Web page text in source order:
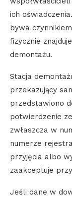
ich
bywa
fizycznie
demontażu.
Stacja
przekazujący
przedstawiono
potwierdzenie
zwłaszcza w
numerze
przyjęcia albo
zaakceptuje
Jeśli dane w